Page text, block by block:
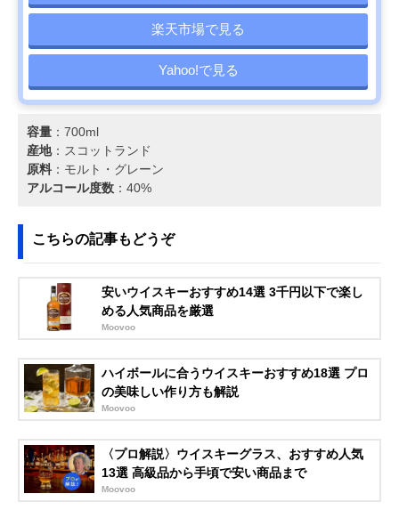
楽天市場で見る
Yahoo!で見る
容量 ：700ml
産地：スコットランド
原料 ：モルト・グレーン
アルコール度数 ：40%
こちらの記事もどうぞ
安いウイスキーおすすめ14選 3千円以下で楽し
める人気商品を厳選
Moovoo
ハイボールに合うウイスキーおすすめ18選 プロ
の美味しい作り方も解説
Moovoo
〈プロ解説〉ウイスキーグラス、おすすめ人気
13選 高級品から手頃で安い商品まで
Moovoo